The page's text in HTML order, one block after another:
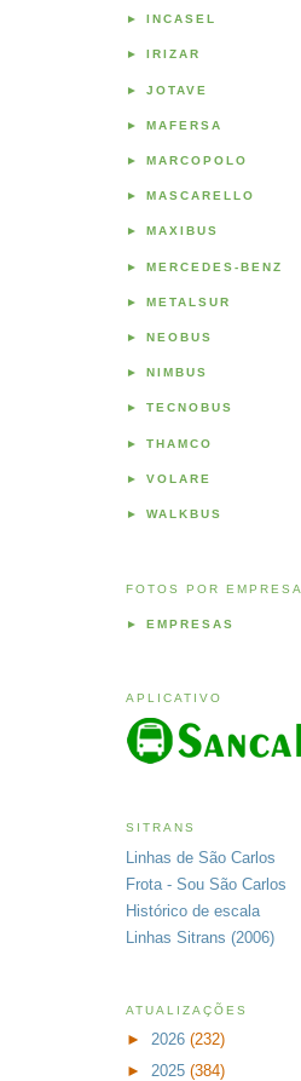
► INCASEL
► IRIZAR
► JOTAVE
► MAFERSA
► MARCOPOLO
► MASCARELLO
► MAXIBUS
► MERCEDES-BENZ
► METALSUR
► NEOBUS
► NIMBUS
► TECNOBUS
► THAMCO
► VOLARE
► WALKBUS
FOTOS POR EMPRESA
► EMPRESAS
APLICATIVO
SITRANS
Linhas de São Carlos
Frota - Sou São Carlos
Histórico de escala
Linhas Sitrans (2006)
ATUALIZAÇÕES
► 2026 (232)
► 2025 (384)